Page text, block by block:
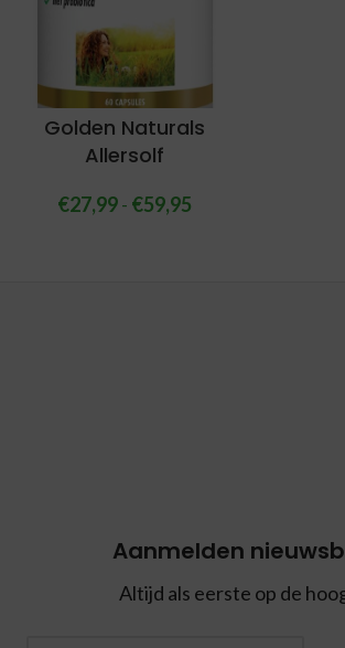
Golden Naturals
Allersolf
€27,99- €59,95
Aanmelden
Altijd als eerste op de